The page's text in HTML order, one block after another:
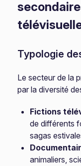
Typologie
Le secteur de la
par la diversité
Fictions
de différents
sagas
animaliers,